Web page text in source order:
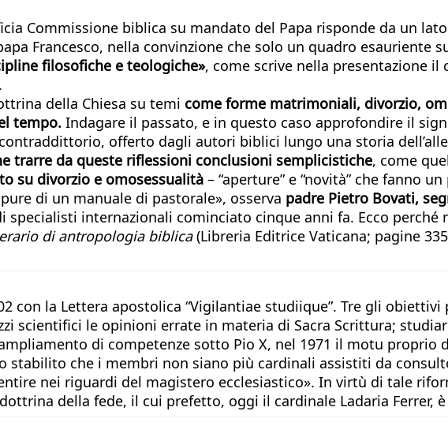
Commissione biblica su mandato del Papa risponde da un
Francesco, nella convinzione che solo un quadro esauriente
filosofiche e teologiche», come scrive nella presentazione il
della Chiesa su temi come forme matrimoniali, divorzio,
tempo. Indagare il passato, e in questo caso approfondire il
offerto dagli autori biblici lungo una storia
trarre da queste riflessioni conclusioni semplicistiche, come
su divorzio e omosessualità – “aperture” e “novità” che fanno
di un manuale di pastorale», osserva padre Pietro Bovati,
internazionali cominciato cinque anni fa. Ecco perché
di antropologia biblica(Libreria Editrice Vaticana; pagine
con la Lettera apostolica “Vigilantiae studiique”. Tre gli
scientifici le opinioni errate in materia di Sacra Scrittura;
di competenze sotto Pio X, nel 1971 il motu proprio
stabilito che i membri non siano più cardinali assistiti da
nei riguardi del magistero ecclesiastico». In virtù di tale
della fede, il cui prefetto, oggi il cardinale Ladaria Ferrer,